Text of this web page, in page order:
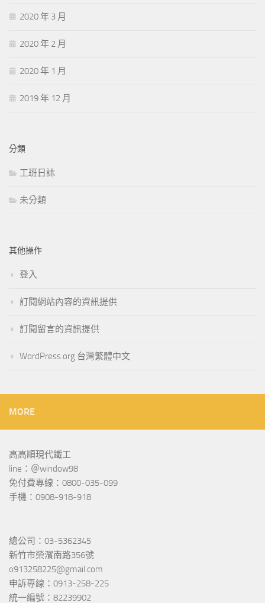
2020 年 3 月
2020 年 2 月
2020 年 1 月
2019 年 12 月
分類
工班日誌
未分類
其他操作
登入
訂閱網站內容的資訊提供
訂閱留言的資訊提供
WordPress.org 台灣繁體中文
MORE
高高順現代鐵工
line：＠window98
免付費專線：0800-035-099
手機：0908-918-918
總公司：03-5362345
新竹市榮濱南路356號
o913258225@gmail.com
申訴專線：0913-258-225
統一編號：82239902